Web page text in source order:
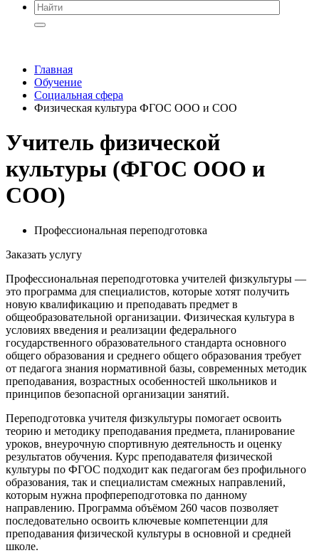
Главная
Обучение
Социальная сфера
Физическая культура ФГОС ООО и СОО
Учитель физической
культуры (ФГОС ООО и
СОО)
Профессиональная переподготовка
Заказать услугу
Профессиональная переподготовка учителей физкультуры —
это программа для специалистов, которые хотят получить
новую квалификацию и преподавать предмет в
общеобразовательной организации. Физическая культура в
условиях введения и реализации федерального
государственного образовательного стандарта основного
общего образования и среднего общего образования требует
от педагога знания нормативной базы, современных методик
преподавания, возрастных особенностей школьников и
принципов безопасной организации занятий.
Переподготовка учителя физкультуры помогает освоить
теорию и методику преподавания предмета, планирование
уроков, внеурочную спортивную деятельность и оценку
результатов обучения. Курс преподавателя физической
культуры по ФГОС подходит как педагогам без профильного
образования, так и специалистам смежных направлений,
которым нужна профпереподготовка по данному
направлению. Программа объёмом 260 часов позволяет
последовательно освоить ключевые компетенции для
преподавания физической культуры в основной и средней
школе.